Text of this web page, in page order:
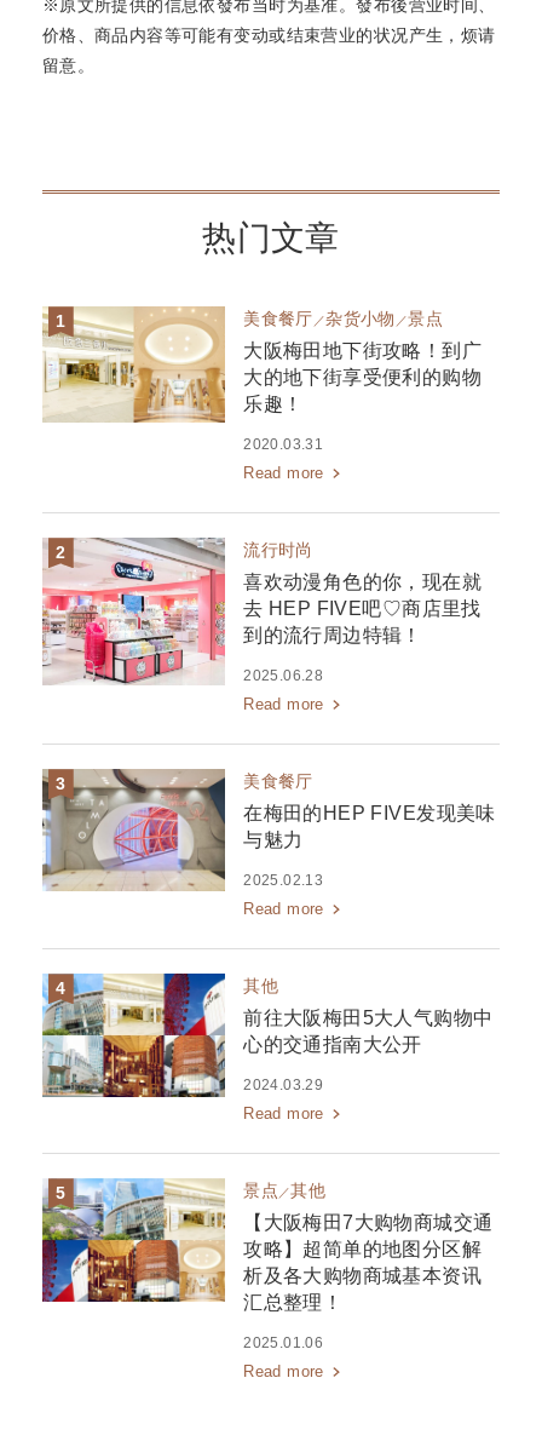
※原文所提供的信息依發布当时为基准。發布後营业时间、
价格、商品内容等可能有变动或结束营业的状况产生，烦请
留意。
热门文章
美食餐厅 杂货小物 景点
大阪梅田地下街攻略！到广
大的地下街享受便利的购物
乐趣！
2020.03.31
Read more
流行时尚
喜欢动漫角色的你，现在就
去 HEP FIVE吧♡商店里找
到的流行周边特辑！
2025.06.28
Read more
美食餐厅
在梅田的HEP FIVE发现美味
与魅力
2025.02.13
Read more
其他
前往大阪梅田5大人气购物中
心的交通指南大公开
2024.03.29
Read more
景点 其他
【大阪梅田7大购物商城交通
攻略】超简单的地图分区解
析及各大购物商城基本资讯
汇总整理！
2025.01.06
Read more